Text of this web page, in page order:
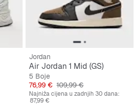
Jordan
Air Jordan 1 Mid (GS)
5 Boje
Cijena
76,99 € Originalna cijena
109,99 €
Najniža cijena u zadnjih 30 dana:
87,99 €